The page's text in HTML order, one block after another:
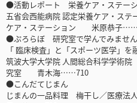
●活動レポート 栄養ケア・ステー
五省会西能病院 認定栄養ケア・ス
ケア・ステーション 米原恭子
●ぷろらぼ 研究室で学んでみませ
「 臨床検査」と「スポーツ医学」
筑波大学大学院 人間総合科学学術
究室 青木海……710
●こんだてじまん
じまんの一品料理 梅干し／医療